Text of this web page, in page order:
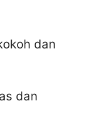
dan
dan